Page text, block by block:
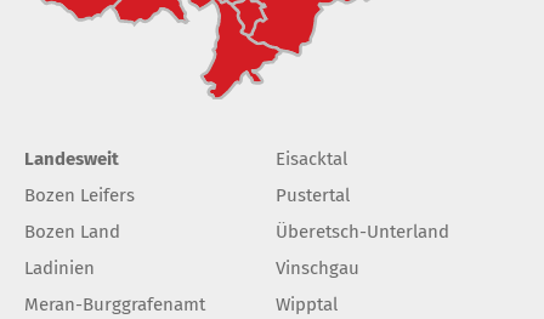
Landesweit
Bozen Leifers
Bozen Land
Ladinien
Meran-Burggrafenamt
Eisacktal
Pustertal
Überetsch-Unterland
Vinschgau
Wipptal